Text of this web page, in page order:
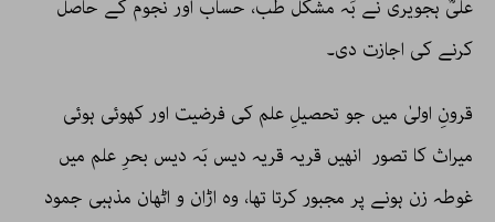
علیؒ ہجویری نے بَہ مشکل طب، حساب اور نجوم کے حاصل
کرنے کی اجازت دی۔
قرونِ اولیٰ میں جو تحصیلِ علم کی فرضیت اور کھوئی ہوئی
میراث کا تصور انھیں قریہ قریہ دیس بَہ دیس بحرِ علم میں
غوطہ زن ہونے پر مجبور کرتا تھا، وہ اڑان و اٹھان مذہبی جمود